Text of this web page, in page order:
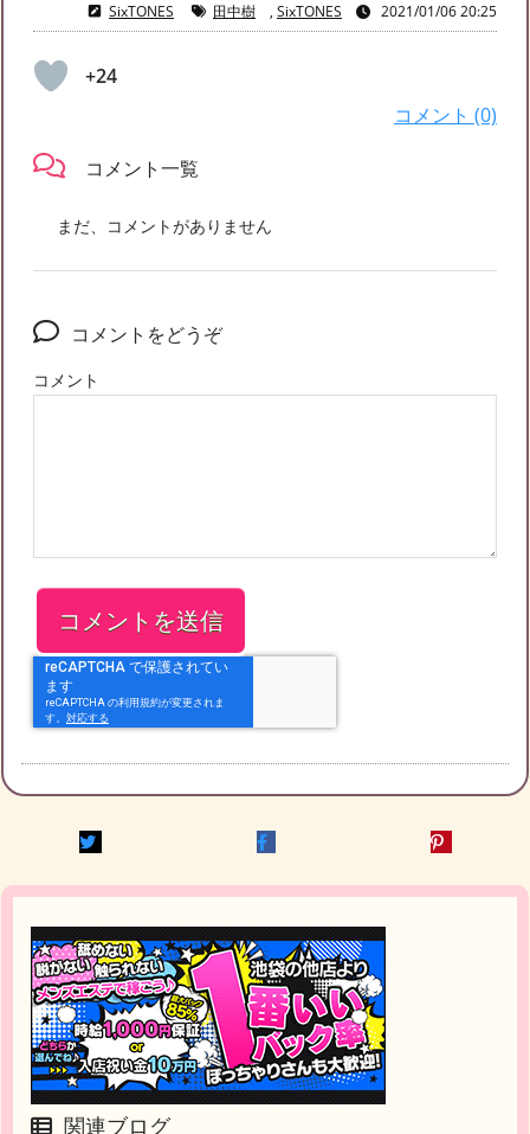
SixTONES 田中樹 , SixTONES 2021/01/06 20:25
+24
コメント (0)
コメント一覧
まだ、コメントがありません
コメントをどうぞ
コメント
関連ブログ